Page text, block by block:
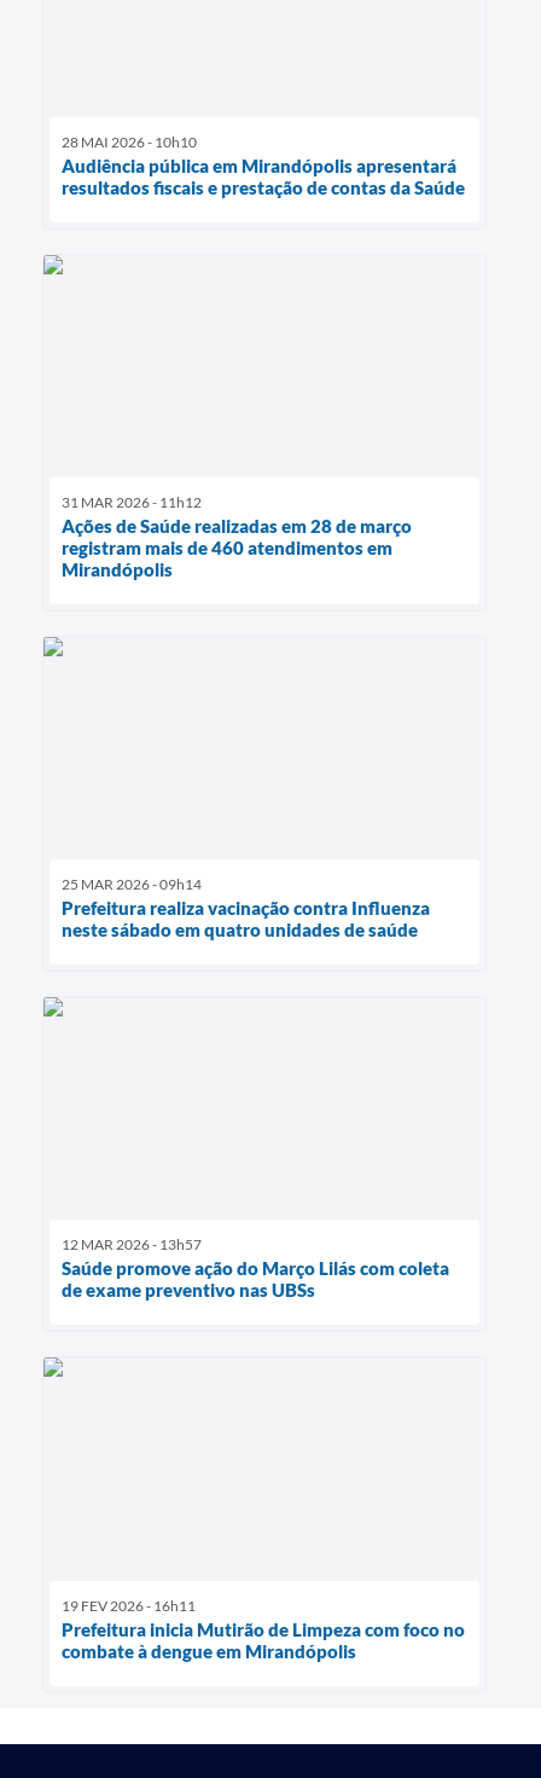
28 MAI 2026 - 10h10
Audiência pública em Mirandópolis apresentará
resultados fiscais e prestação de contas da Saúde
31 MAR 2026 - 11h12
Ações de Saúde realizadas em 28 de março
registram mais de 460 atendimentos em
Mirandópolis
25 MAR 2026 - 09h14
Prefeitura realiza vacinação contra Influenza
neste sábado em quatro unidades de saúde
12 MAR 2026 - 13h57
Saúde promove ação do Março Lilás com coleta
de exame preventivo nas UBSs
19 FEV 2026 - 16h11
Prefeitura inicia Mutirão de Limpeza com foco no
combate à dengue em Mirandópolis